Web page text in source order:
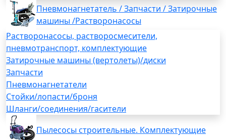
Пневмонагнетатель / Запчасти / Затирочные
машины /Растворонасосы
Растворонасосы, растворосмесители,
пневмотранспорт, комплектующие
Затирочные машины (вертолеты)/диски
Запчасти
Пневмонагнетатели
Стойки/лопасти/броня
Шланги/соединения/гасители
Пылесосы строительные. Комплектующие